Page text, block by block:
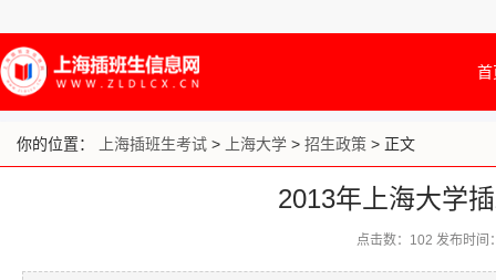
首
你的位置： 上海插班生考试 > 上海大学 > 招生政策 > 正文
2013年上海大学
点击数： 102 发布时间